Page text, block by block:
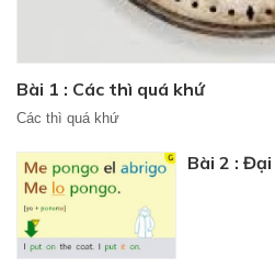
Bài 1 : Các thì quá khứ
Các thì quá khứ
Bài 2 :